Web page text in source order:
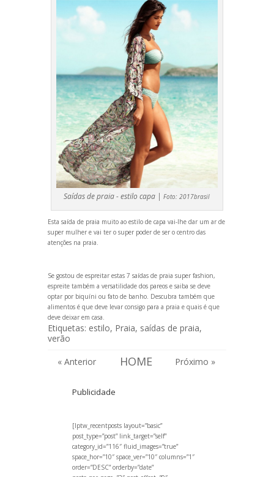
Saídas de praia - estilo capa |Foto:2017brasil
Esta saída de praia muito ao estilo de capa vai-lhe dar um ar de
super mulher e vai ter o super poder de ser o centro das
atenções na praia.
Se gostou de espreitar estas 7 saídas de praia super fashion,
espreite também a versatilidade dos pareose saiba se deve
optar por biquíni ou fato de banho. Descubra também que
alimentos é que deve levar consigo para a praia e quais é que
deve deixar em casa.
Etiquetas: estilo, Praia, saídas de praia,
verão
« Anterior
HOME Próximo »
Publicidade
[lptw_recentposts layout=”basic”
post_type=”post” link_target=”self”
category_id=”116″ fluid_images=”true”
space_hor=”10″ space_ver=”10″ columns=”1″
order=”DESC” orderby=”date”